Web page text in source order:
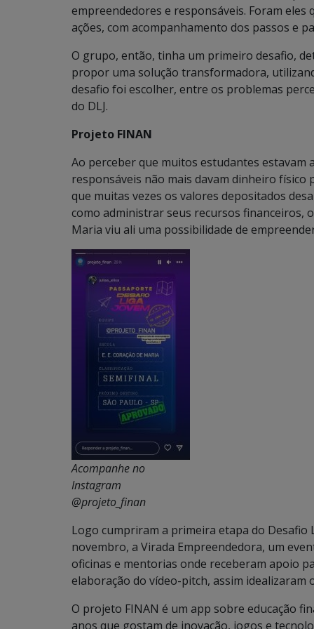
empreendedores e responsáveis. Foram eles
ações, com acompanhamento dos passos e
O grupo, então, tinha um primeiro desafio,
propor uma solução transformadora,
desafio foi escolher, entre os problemas
do DLJ.
Projeto FINAN
Ao perceber que muitos estudantes estavam
responsáveis não mais davam dinheiro
que muitas vezes os valores depositados
como administrar seus recursos financeiros,
Maria viu ali uma possibilidade de
Acompanhe no
Instagram
@projeto_finan
Logo cumpriram a primeira etapa do Desafio
novembro, a Virada Empreendedora, um
oficinas e mentorias onde receberam apoio
elaboração do vídeo-pitch, assim idealizaram
O projeto FINAN é um app sobre educação
anos que gostam de inovação, jogos e